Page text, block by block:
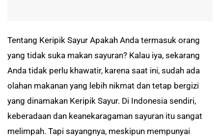
Tentang Keripik Sayur Apakah Anda termasuk orang
yang tidak suka makan sayuran? Kalau iya, sekarang
Anda tidak perlu khawatir, karena saat ini, sudah ada
olahan makanan yang lebih nikmat dan tetap bergizi
yang dinamakan Keripik Sayur. Di Indonesia sendiri,
keberadaan dan keanekaragaman sayuran itu sangat
melimpah. Tapi sayangnya, meskipun mempunyai